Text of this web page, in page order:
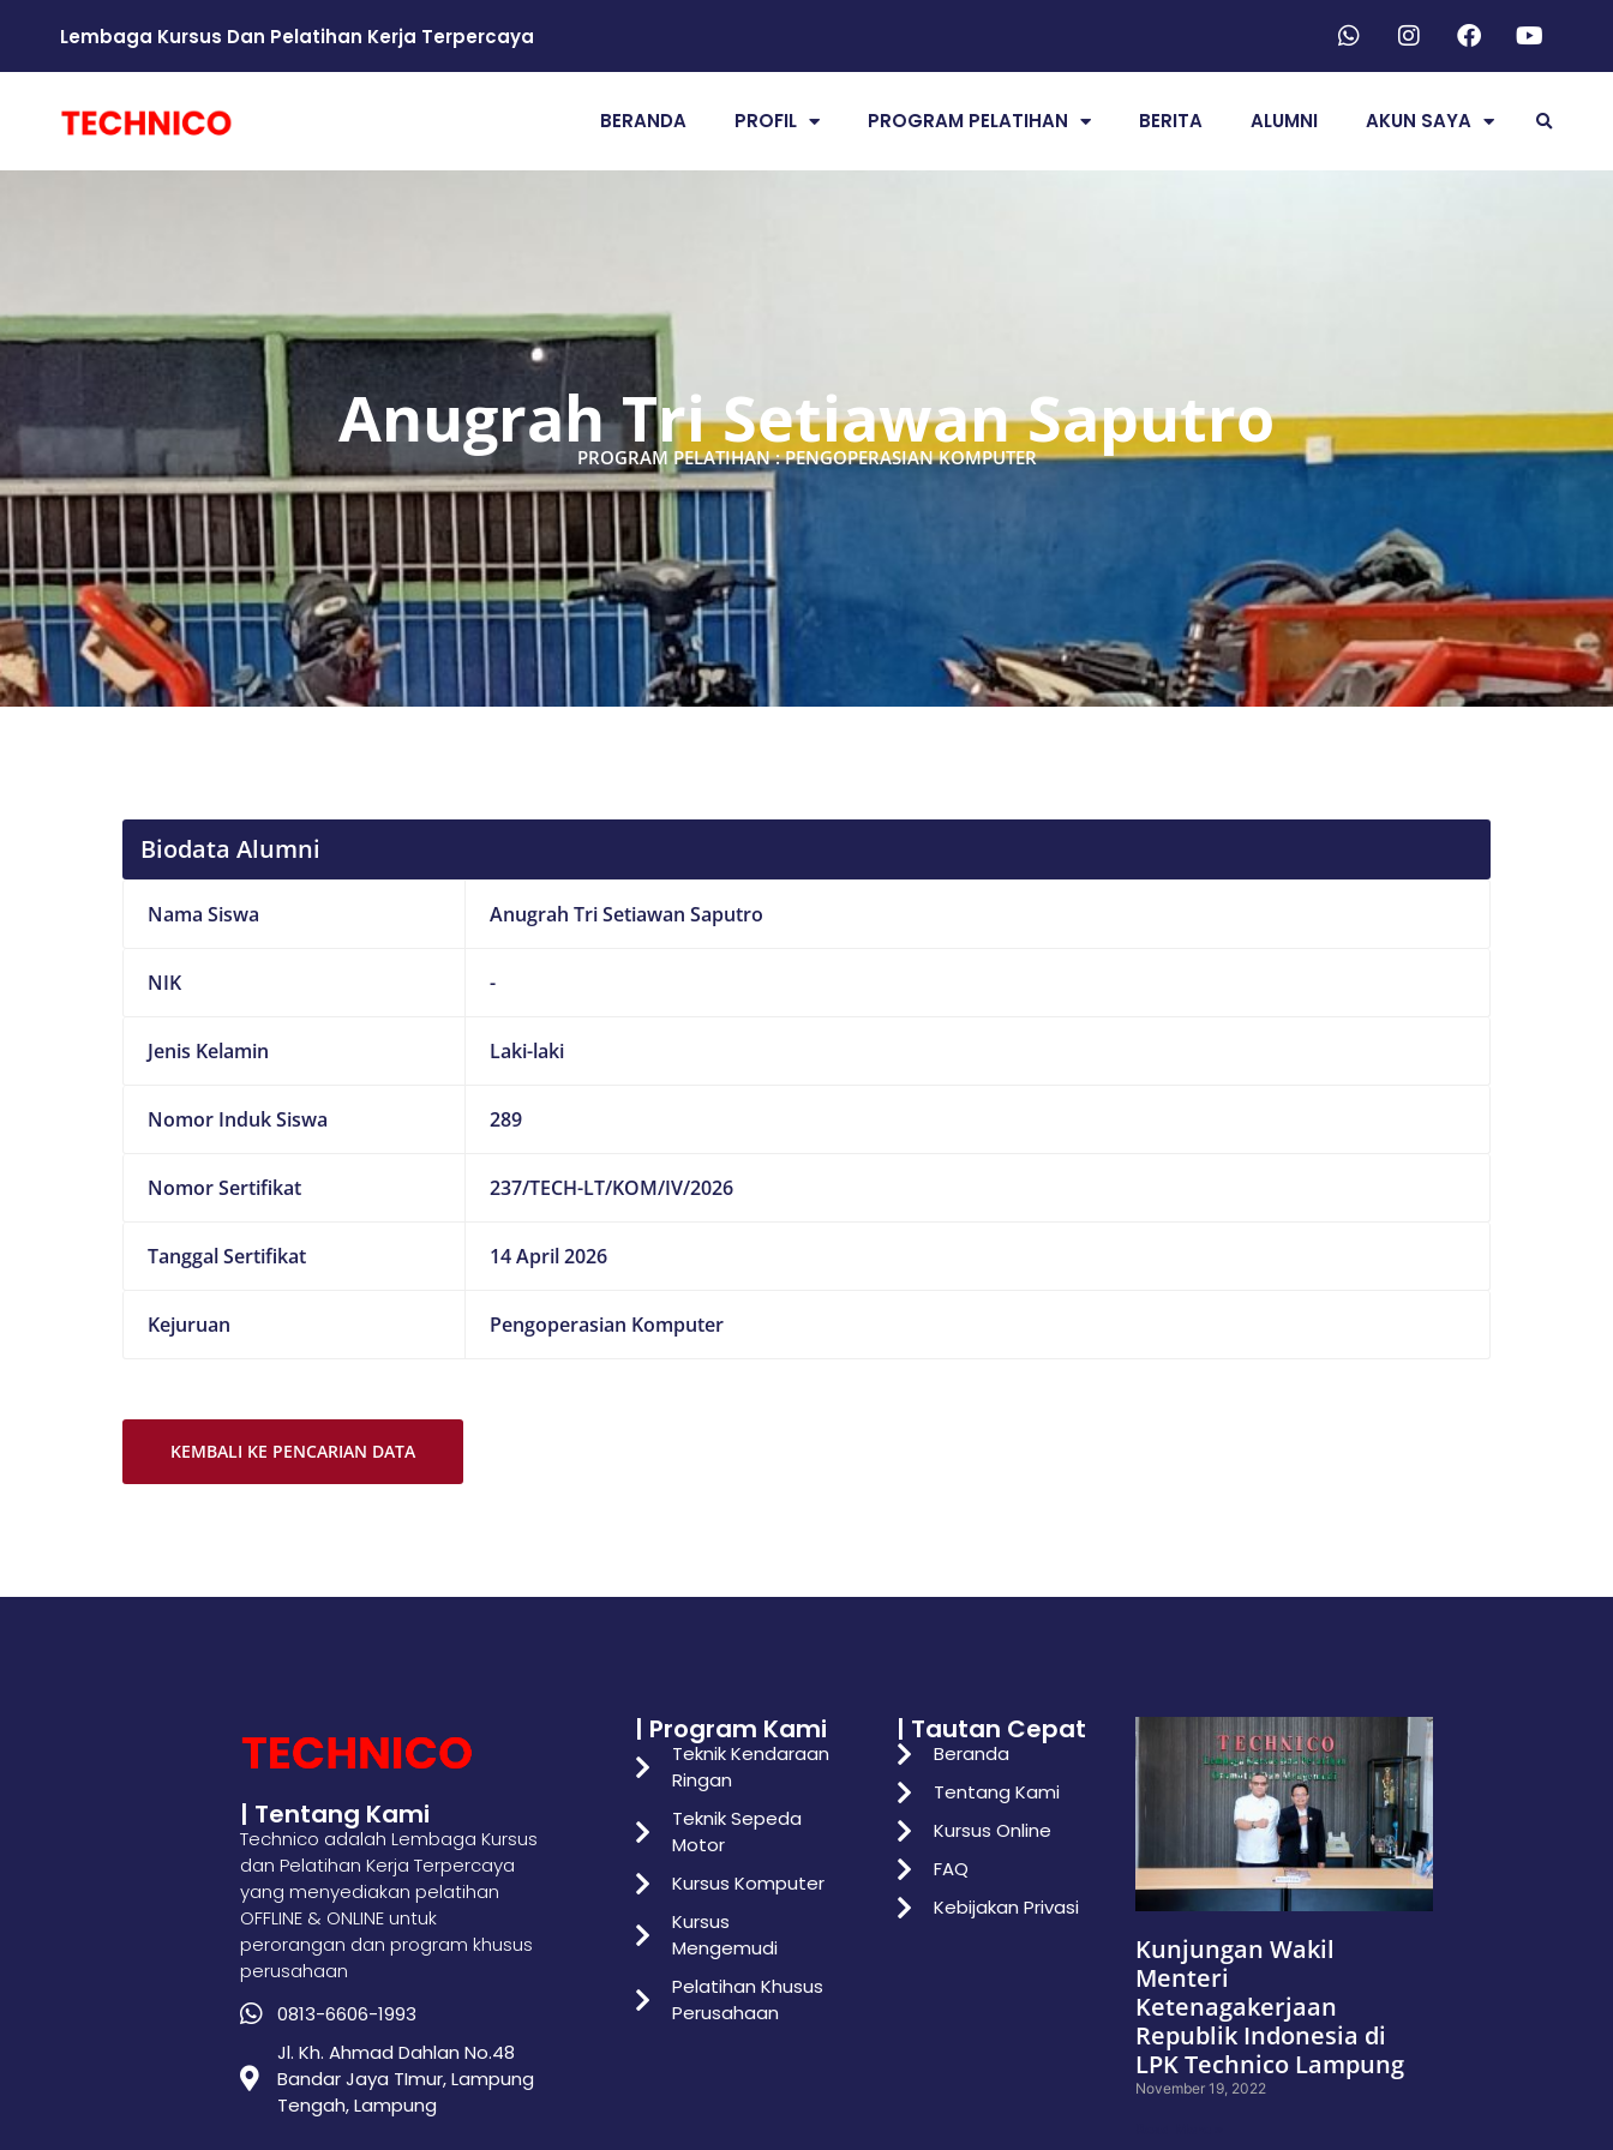
Lembaga Kursus Dan Pelatihan Kerja Terpercaya
BERANDA PROFIL PROGRAM PELATIHAN BERITA ALUMNI AKUN SAYA
Anugrah Tri Setiawan Saputro
PROGRAM PELATIHAN : PENGOPERASIAN KOMPUTER
Biodata Alumni
Nama Siswa Anugrah Tri Setiawan Saputro
NIK -
Jenis Kelamin Laki-laki
Nomor Induk Siswa 289
Nomor Sertifikat 237/TECH-LT/KOM/IV/2026
Tanggal Sertifikat 14 April 2026
Kejuruan Pengoperasian Komputer
KEMBALI KE PENCARIAN DATA
| Tentang Kami
Technico adalah Lembaga Kursus
dan Pelatihan Kerja Terpercaya
yang menyediakan pelatihan
OFFLINE & ONLINE untuk
perorangan dan program khusus
perusahaan
0813-6606-1993
Jl. Kh. Ahmad Dahlan No.48
Bandar Jaya TImur, Lampung
Tengah, Lampung
| Program Kami
Teknik Kendaraan
Ringan
Teknik Sepeda
Motor
Kursus Komputer
Kursus
Mengemudi
Pelatihan Khusus
Perusahaan
| Tautan Cepat
Beranda
Tentang Kami
Kursus Online
FAQ
Kebijakan Privasi
Kunjungan Wakil
Menteri
Ketenagakerjaan
Republik Indonesia di
LPK Technico Lampung
November 19, 2022